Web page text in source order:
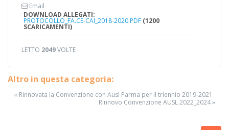
Email
DOWNLOAD ALLEGATI:
PROTOCOLLO_FA.CE-CAI_2018-2020.PDF (1200
SCARICAMENTI)
LETTO 2049VOLTE
Altro in questa categoria:
« Rinnovata la Convenzione con Ausl Parma per il triennio 2019-2021
Rinnovo Convenzione AUSL 2022_2024 »